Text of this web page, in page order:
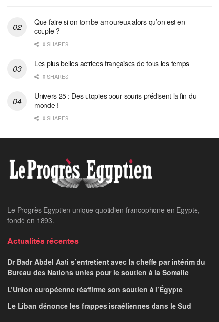
Que faire si on tombe amoureux alors qu’on est en
couple ?
0 SHARES
Les plus belles actrices françaises de tous les temps
0 SHARES
Univers 25 : Des utopies pour souris prédisent la fin du
monde !
0 SHARES
Le Progrès Egyptien unique quotidien francophone en Egypte,
fondé en 1893.
Actualités récentes
Dr Badr Abdel Aati s’entretient avec la cheffe par intérim du
Bureau des Nations unies pour le soutien à la Somalie
L’Union européenne réaffirme son soutien à l’Égypte
Le Liban dénonce les frappes israéliennes dans le Sud